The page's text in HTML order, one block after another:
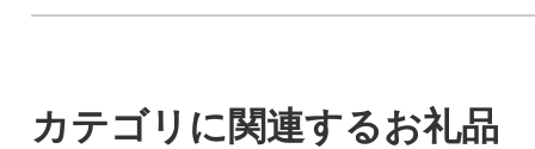
カテゴリに関連するお礼品